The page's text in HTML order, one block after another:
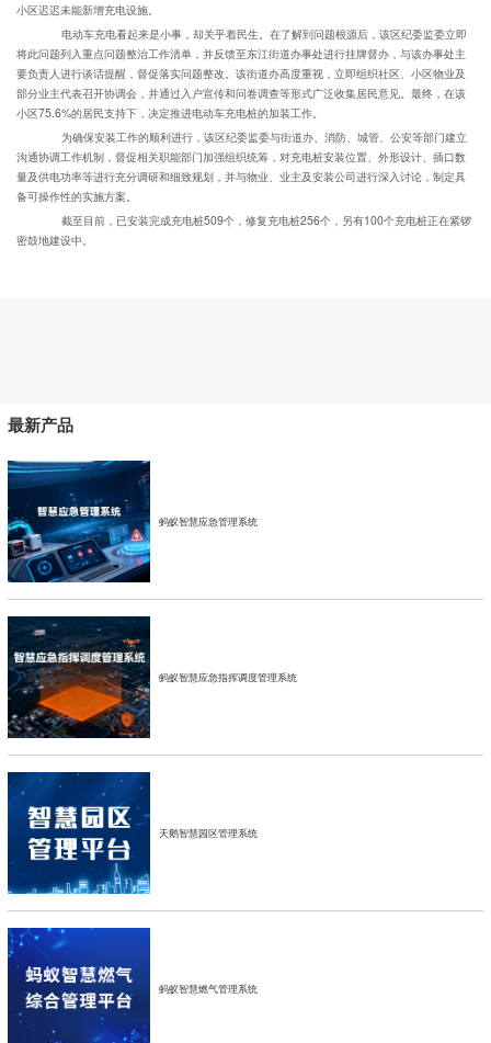
小区迟迟未能新增充电设施。
电动车充电看起来是小事，却关乎着民生。在了解到问题根源后，该区纪委监委立即
将此问题列入重点问题整治工作清单，并反馈至东江街道办事处进行挂牌督办，与该办事处主
要负责人进行谈话提醒，督促落实问题整改。该街道办高度重视，立即组织社区、小区物业及
部分业主代表召开协调会，并通过入户宣传和问卷调查等形式广泛收集居民意见。最终，在该
小区75.6%的居民支持下，决定推进电动车充电桩的加装工作。
为确保安装工作的顺利进行，该区纪委监委与街道办、消防、城管、公安等部门建立
沟通协调工作机制，督促相关职能部门加强组织统筹，对充电桩安装位置、外形设计、插口数
量及供电功率等进行充分调研和细致规划，并与物业、业主及安装公司进行深入讨论，制定具
备可操作性的实施方案。
截至目前，已安装完成充电桩509个，修复充电桩256个，另有100个充电桩正在紧锣
密鼓地建设中。
最新产品
蚂蚁智慧应急管理系统
蚂蚁智慧应急指挥调度管理系统
天鹅智慧园区管理系统
蚂蚁智慧燃气管理系统